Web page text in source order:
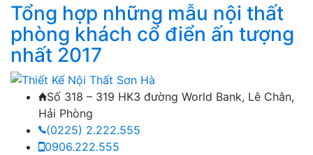
Tổng hợp những mẫu nội thất
phòng khách cổ điển ấn tượng
nhất 2017
Số 318 – 319 HK3 đường World Bank, Lê Chân,
Hải Phòng
(0225) 2.222.555
0906.222.555